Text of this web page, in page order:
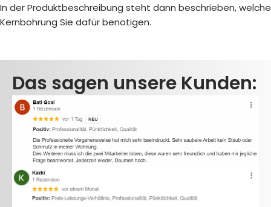
In der Produktbeschreibung steht dann beschrieben, welche
Kernbohrung Sie dafür benötigen.
Das sagen unsere Kunden: